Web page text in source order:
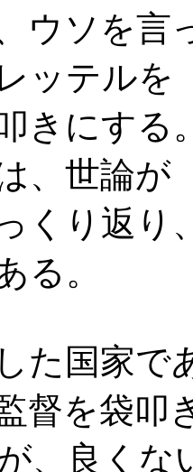
ウソを言
ッテルを
きにする
、世論が
くり返
る。
た国家で
督を袋叩
、良くな